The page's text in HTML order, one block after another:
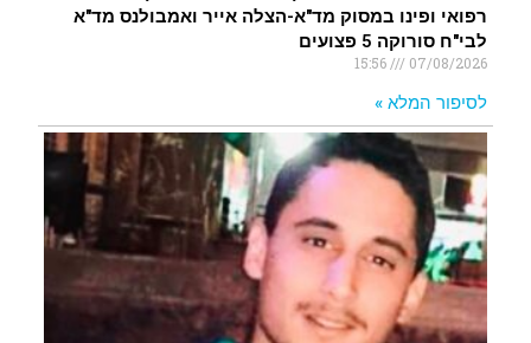
רפואי ופינו במסוק מד"א-הצלה אייר ואמבולנס מד"א
לבי"ח סורוקה 5 פצועים
07/08/2026
15:56
לסיפור המלא »